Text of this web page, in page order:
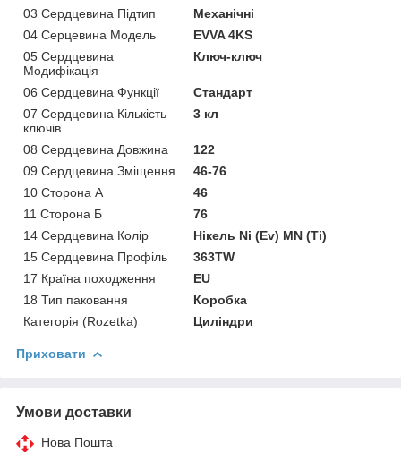
03 Сердцевина Підтип
Механічні
04 Серцевина Модель
EVVA 4KS
05 Сердцевина
Модифікація
Ключ-ключ
06 Сердцевина Функції
Стандарт
07 Сердцевина Кількість
ключів
3 кл
08 Сердцевина Довжина
122
09 Сердцевина Зміщення
46-76
10 Сторона А
46
11 Сторона Б
76
14 Сердцевина Колір
Нікель Ni (Ev) MN (Ti)
15 Сердцевина Профіль
363TW
17 Країна походження
EU
18 Тип паковання
Коробка
Категорія (Rozetka)
Циліндри
Приховати
Умови доставки
Нова Пошта